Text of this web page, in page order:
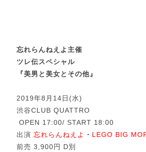
忘れらんねえよ主催
ツレ伝スペシャル
『美男と美女とその他』
2019年8月14日(水)
渋谷CLUB QUATTRO
OPEN 17:00/ START 18:00
出演忘れらんねえよ ・ LEGO BIG
前売 3,900円 D別